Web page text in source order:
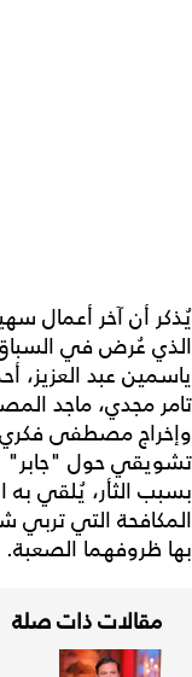
يُذكر أن آخر أعمال
الذي عُرض في
ياسمين عبد العزيز،
تامر مجدي، ماجد
وإخراج مصطفى
تشويقي حول "جابر"
بسبب الثأر، يُلقي
المكافحة التي تربي
بها ظروفهما الصعبة.
مقالات ذات صلة